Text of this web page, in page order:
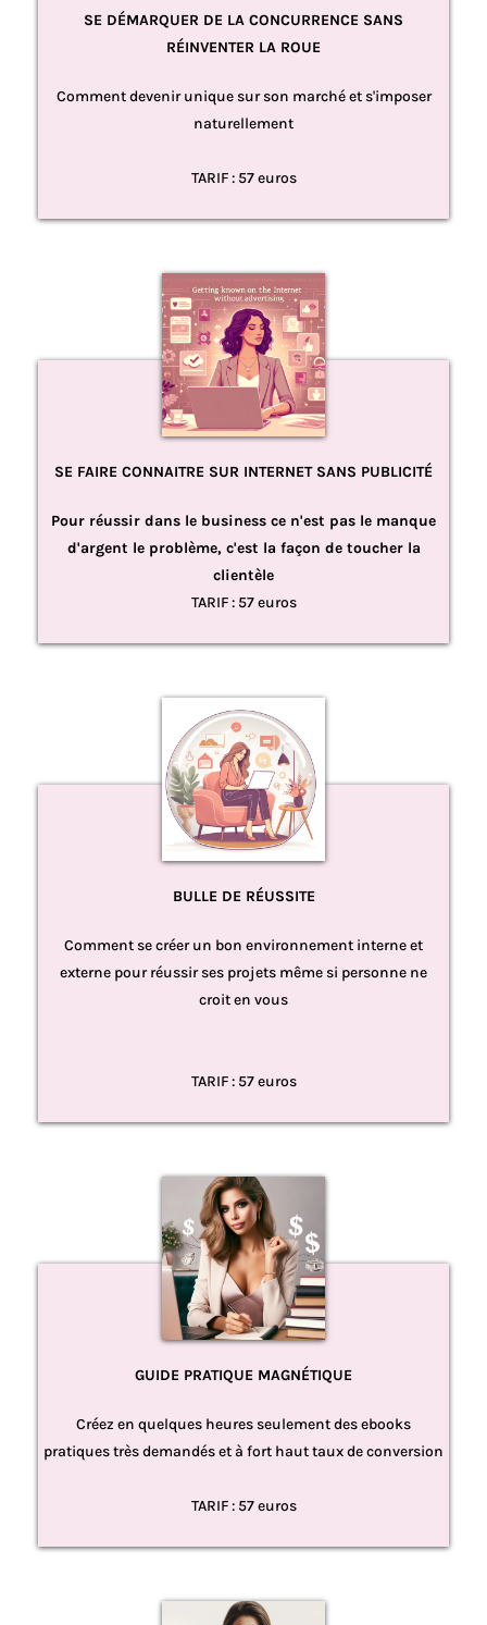
SE DÉMARQUER DE LA CONCURRENCE SANS
RÉINVENTER LA ROUE
Comment devenir unique sur son marché et s'imposer
naturellement
TARIF : 57 euros
SE FAIRE CONNAITRE SUR INTERNET SANS PUBLICITÉ
Pour réussir dans le business ce n'est pas le manque
d'argent le problème, c'est la façon de toucher la
clientèle
TARIF : 57 euros
BULLE DE RÉUSSITE
Comment se créer un bon environnement interne et
externe pour réussir ses projets même si personne ne
croit en vous
TARIF : 57 euros
GUIDE PRATIQUE MAGNÉTIQUE
Créez en quelques heures seulement des ebooks
pratiques très demandés et à fort haut taux de conversion
TARIF : 57 euros